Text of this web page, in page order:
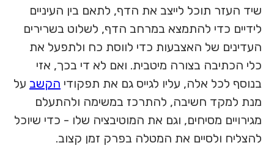
שיד העזר תוכל לייצב את הדף, לתאם בין העיניים
לידיים כדי להתמצא במרחב הדף, לשלוט בשרירים
העדינים של האצבעות כדי לווסת כח ולתפעל את
כלי הכתיבה בצורה מיטבית. ואם לא די בכך, אזי
בנוסף לכל אלה, עליו לגייס גם את תפקודי הקשב על
מנת למקד חשיבה, להתרכז במשימה ולהתעלם
מגירויים מסיחים, וגם את המוטיבציה שלו - כדי שיוכל
להצליח ולסיים את המטלה בפרק זמן קצוב.